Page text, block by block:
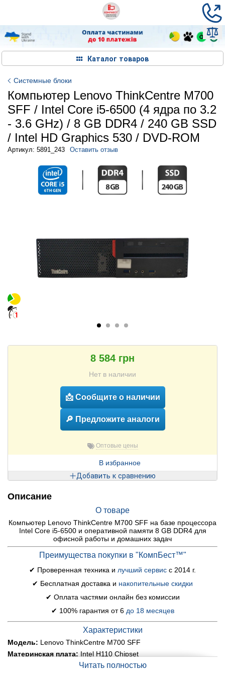
Каталог товаров
Системные блоки
Компьютер Lenovo ThinkCentre M700
SFF / Intel Core i5-6500 (4 ядра по 3.2
- 3.6 GHz) / 8 GB DDR4 / 240 GB SSD
/ Intel HD Graphics 530 / DVD-ROM
Артикул: 5891_243 Оставить отзыв
8 584 грн
Нет в наличии
📩 Сообщите о наличии
🔎 Предложите аналоги
Оптовые цены
В избранное
Добавить к сравнению
Описание
О товаре
Компьютер Lenovo ThinkCentre M700 SFF на базе процессора
Intel Core i5-6500 и оперативной памяти 8 GB DDR4 для
офисной работы и домашних задач
Преимущества покупки в "КомпБест™"
✔ Проверенная техника и лучший сервис с 2014 г.
✔ Бесплатная доставка и накопительные скидки
✔ Оплата частями онлайн без комиссии
✔ 100% гарантия от 6 до 18 месяцев
Характеристики
Модель: Lenovo ThinkCentre M700 SFF
Материнская плата: Intel H110 Chipset
Intel Core i5-6500 (4 ядра по 3.2 - 3.6 GHz), 6
Читать полностью